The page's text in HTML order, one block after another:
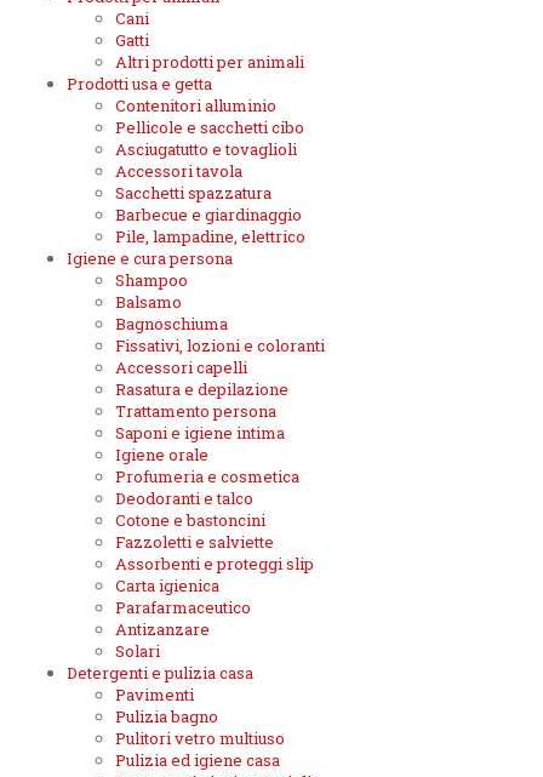
Cani
Gatti
Altri prodotti per animali
Prodotti usa e getta
Contenitori alluminio
Pellicole e sacchetti cibo
Asciugatutto e tovaglioli
Accessori tavola
Sacchetti spazzatura
Barbecue e giardinaggio
Pile, lampadine, elettrico
Igiene e cura persona
Shampoo
Balsamo
Bagnoschiuma
Fissativi, lozioni e coloranti
Accessori capelli
Rasatura e depilazione
Trattamento persona
Saponi e igiene intima
Igiene orale
Profumeria e cosmetica
Deodoranti e talco
Cotone e bastoncini
Fazzoletti e salviette
Assorbenti e proteggi slip
Carta igienica
Parafarmaceutico
Antizanzare
Solari
Detergenti e pulizia casa
Pavimenti
Pulizia bagno
Pulitori vetro multiuso
Pulizia ed igiene casa